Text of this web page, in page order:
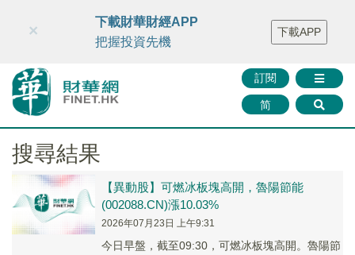
財華智庫網 FINTV FINMETA 財華證券 媒體矩陣
智庫沙龍
聯絡我們
訂閱
简
×
下載財華財經APP
把握投資先機
下載APP
搜尋結果
【異動股】可燃冰板塊高開，魯陽節能
(002088.CN)漲10.03%
2026年07月23日 上午9:31
今日早盤，截至09:30，可燃冰板塊高開。魯陽節